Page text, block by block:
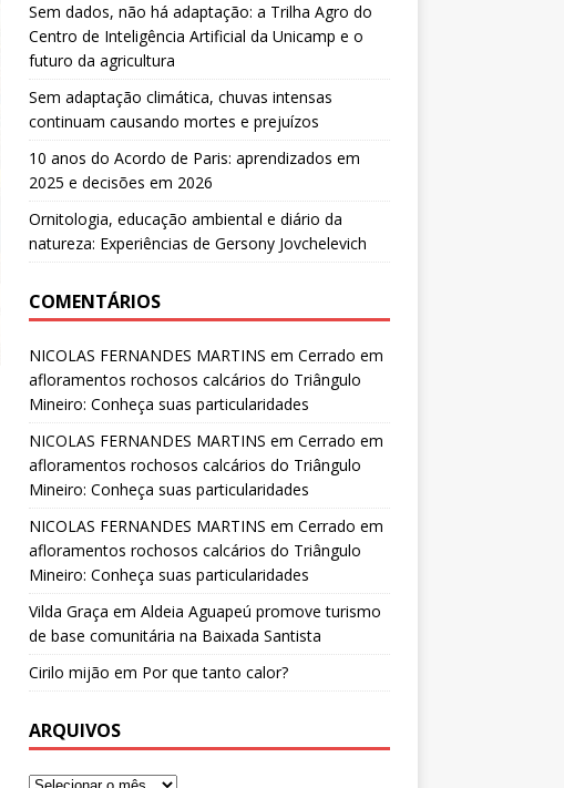
Sem dados, não há adaptação: a Trilha Agro do
Centro de Inteligência Artificial da Unicamp e o
futuro da agricultura
Sem adaptação climática, chuvas intensas
continuam causando mortes e prejuízos
10 anos do Acordo de Paris: aprendizados em
2025 e decisões em 2026
Ornitologia, educação ambiental e diário da
natureza: Experiências de Gersony Jovchelevich
COMENTÁRIOS
NICOLAS FERNANDES MARTINS em Cerrado em
afloramentos rochosos calcários do Triângulo
Mineiro: Conheça suas particularidades
NICOLAS FERNANDES MARTINS em Cerrado em
afloramentos rochosos calcários do Triângulo
Mineiro: Conheça suas particularidades
NICOLAS FERNANDES MARTINS em Cerrado em
afloramentos rochosos calcários do Triângulo
Mineiro: Conheça suas particularidades
Vilda Graça em Aldeia Aguapeú promove turismo
de base comunitária na Baixada Santista
Cirilo mijão em Por que tanto calor?
ARQUIVOS